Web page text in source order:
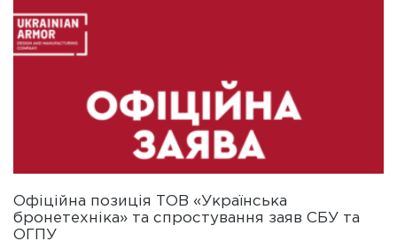
Офіційна позиція ТОВ «Українська
бронетехніка» та спростування заяв СБУ та
ОГПУ